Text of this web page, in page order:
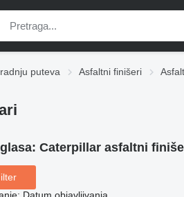
puteva Asfaltni finišeri
Caterpillar asfaltni